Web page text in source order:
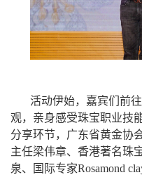
活动伊始，嘉宾们前
观，亲身感受珠宝职业技
分享环节，广东省黄金协
主任梁伟章、香港著名珠
泉、国际专家Rosamond